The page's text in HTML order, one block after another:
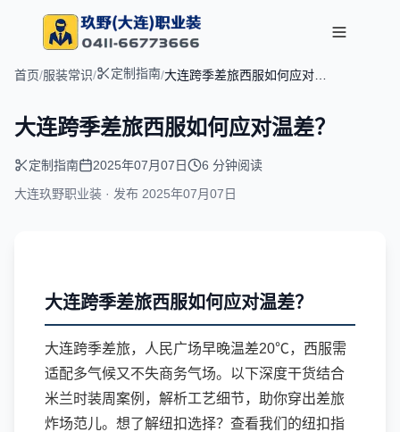
首页/服装常识/ 定制指南/大连跨季差旅西服如何应对温
大连跨季差旅西服如何应对温差？
定制指南 2025年07月07日
6 分钟阅读
大连玖野职业装 · 发布 2025年07月07日
大连跨季差旅西服如何应对温差？
大连跨季差旅，人民广场早晚温差20℃，西服需
适配多气候又不失商务气场。以下深度干货结合
米兰时装周案例，解析工艺细节，助你穿出差旅
炸场范儿。想了解纽扣选择？查看我们的纽扣指